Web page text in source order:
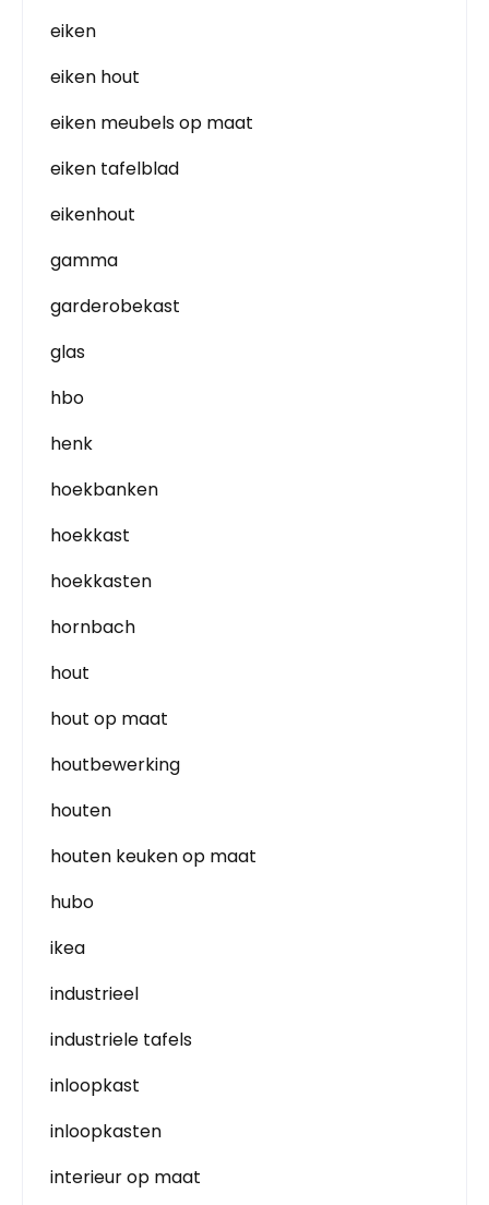
eiken
eiken hout
eiken meubels op maat
eiken tafelblad
eikenhout
gamma
garderobekast
glas
hbo
henk
hoekbanken
hoekkast
hoekkasten
hornbach
hout
hout op maat
houtbewerking
houten
houten keuken op maat
hubo
ikea
industrieel
industriele tafels
inloopkast
inloopkasten
interieur op maat